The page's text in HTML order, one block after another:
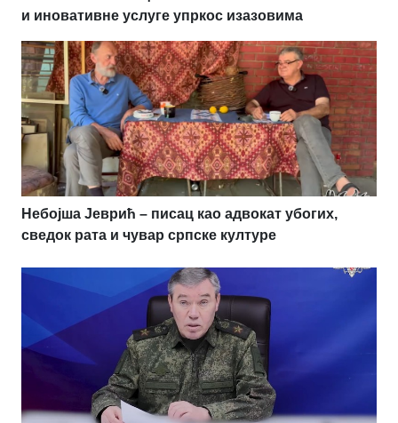
и иновативне услуге упркос изазовима
Небојша Јеврић – писац као адвокат убогих,
сведок рата и чувар српске културе